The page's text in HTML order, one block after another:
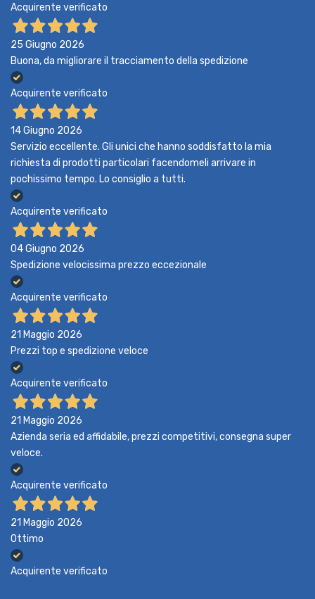
Acquirente verificato
25 Giugno 2026
Buona, da migliorare il tracciamento della spedizione
Acquirente verificato
14 Giugno 2026
Servizio eccellente. Gli unici che hanno soddisfatto la mia
richiesta di prodotti particolari facendomeli arrivare in
pochissimo tempo. Lo consiglio a tutti.
Acquirente verificato
04 Giugno 2026
Spedizione velocissima prezzo eccezionale
Acquirente verificato
21 Maggio 2026
Prezzi top e spedizione veloce
Acquirente verificato
21 Maggio 2026
Azienda seria ed affidabile, prezzi competitivi, consegna super
veloce.
Acquirente verificato
21 Maggio 2026
Ottimo
Acquirente verificato